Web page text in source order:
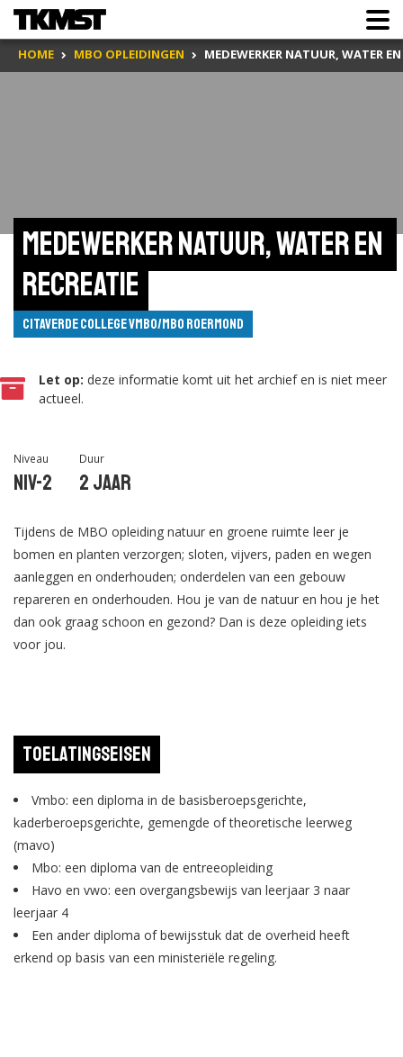
HOME MBO OPLEIDINGEN MEDEWERKER NATUUR, WATER EN
Medewerker natuur, water en
recreatie
Citaverde College VMBO/MBO Roermond
Let op: deze informatie komt uit het archief en is niet meer
actueel.
Niveau
Niv-2
Duur
2 jaar
Tijdens de MBO opleiding natuur en groene ruimte leer je
bomen en planten verzorgen; sloten, vijvers, paden en wegen
aanleggen en onderhouden; onderdelen van een gebouw
repareren en onderhouden. Hou je van de natuur en hou je het
dan ook graag schoon en gezond? Dan is deze opleiding iets
voor jou.
Toelatingseisen
Vmbo: een diploma in de basisberoepsgerichte,
kaderberoepsgerichte, gemengde of theoretische leerweg
(mavo)
Mbo: een diploma van de entreeopleiding
Havo en vwo: een overgangsbewijs van leerjaar 3 naar
leerjaar 4
Een ander diploma of bewijsstuk dat de overheid heeft
erkend op basis van een ministeriële regeling.